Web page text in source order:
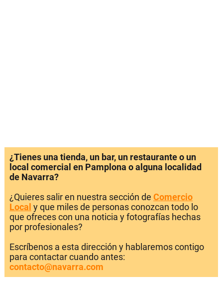
¿Tienes una tienda, un bar, un restaurante o un
local comercial en Pamplona o alguna localidad
de Navarra?
¿Quieres salir en nuestra sección de Comercio
Local y que miles de personas conozcan todo lo
que ofreces con una noticia y fotografías hechas
por profesionales?
Escríbenos a esta dirección y hablaremos contigo
para contactar cuando antes:
contacto@navarra.com